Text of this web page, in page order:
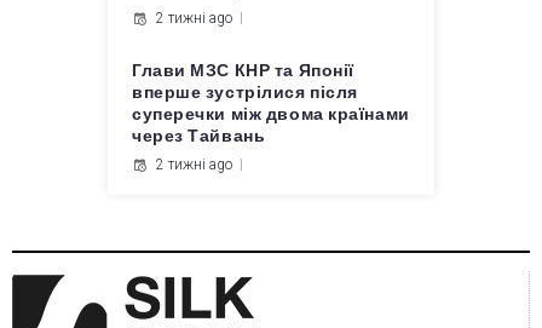
2 тижні ago
Глави МЗС КНР та Японії
вперше зустрілися після
суперечки між двома країнами
через Тайвань
2 тижні ago